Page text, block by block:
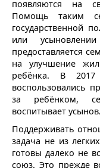
появляются на
Помощь таким
государственной
или
предоставляется
на улучшение
ребёнка. В
воспользовались
за ребёнком,
воспитывает
Поддерживать
задача не из
готовы далеко не
союз. Это прежде